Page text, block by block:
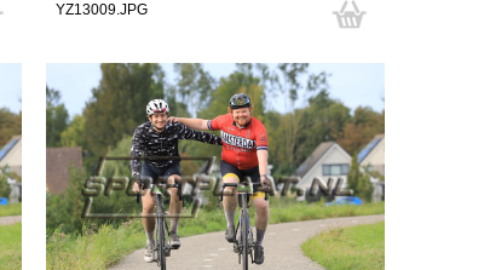
YZ13009.JPG